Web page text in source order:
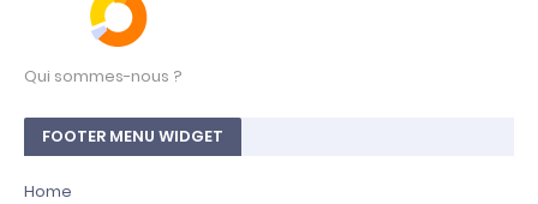
Qui sommes-nous ?
FOOTER MENU WIDGET
Home